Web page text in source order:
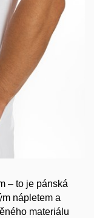
– to je pánská
nápletem a
materiálu